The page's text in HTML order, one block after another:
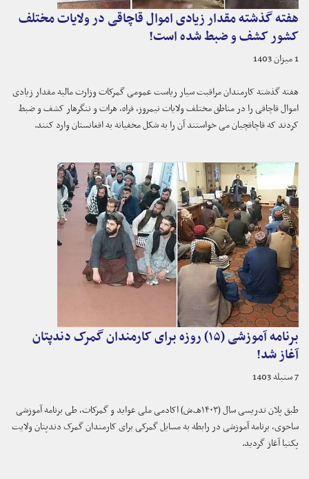
هفته گذشته مقدار زیادی اموال قاچاقی در ولایات مختلف
کشور کشف و ضبط شده است!
1 میزان 1403
هفته گذشته کارمندان مراقبت سیار ریاست عمومی گمرکات وزارت مالیه مقدار زیادی
اموال قاچاقی را در مناطق مختلف ولایات نیمروز، فراه، هرات و ننگرهار کشف و ضبط
کردند که قاچاقچیان می خواستند آن را به شکل مخفیانه به افغانستان وارد کنند.
برنامه آموزشی (۱۵) روزه برای کارمندان گمرک دندپتان
آغاز شد!
7 سنبله 1403
طبق پلان تدریسی سال (۱۴۰۳هـ.ش) اکادمی ملی عواید و گمرکات، طی برنامه آموزشی
ساحوی، برنامه آموزشی در رابطه به مسایل گمرکی برای کارمندان گمرک دندپتان ولایت
پکتیا آغاز گردید.